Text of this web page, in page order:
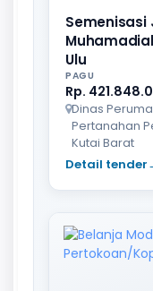
Semenisasi
Ulu
PAGU
Rp.
Dinas
Pertanahan
Kutai Barat
Detail tender